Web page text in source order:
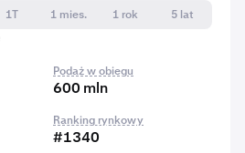
1T 1 mies. 1 rok
5 lat
Podaż w obiegu
600 mln
Ranking rynkowy
#1340